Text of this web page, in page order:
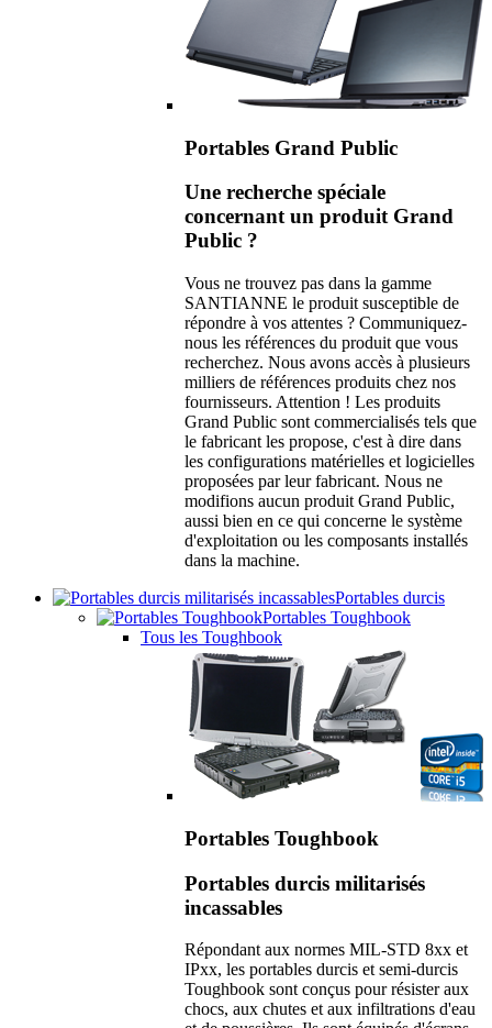
Portables Grand Public
Une recherche spéciale
concernant un produit Grand
Public ?
Vous ne trouvez pas dans la gamme
SANTIANNE le produit susceptible de
répondre à vos attentes ? Communiquez-
nous les références du produit que vous
recherchez. Nous avons accès à plusieurs
milliers de références produits chez nos
fournisseurs. Attention ! Les produits
Grand Public sont commercialisés tels que
le fabricant les propose, c'est à dire dans
les configurations matérielles et logicielles
proposées par leur fabricant. Nous ne
modifions aucun produit Grand Public,
aussi bien en ce qui concerne le système
d'exploitation ou les composants installés
dans la machine.
Portables durcis
Portables Toughbook
Tous les Toughbook
Portables Toughbook
Portables durcis militarisés
incassables
Répondant aux normes MIL-STD 8xx et
IPxx, les portables durcis et semi-durcis
Toughbook sont conçus pour résister aux
chocs, aux chutes et aux infiltrations d'eau